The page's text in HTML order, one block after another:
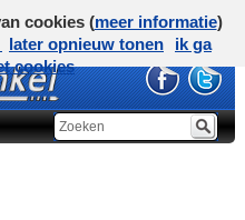
cookies (meer informatie)
later opnieuw tonen
ik ga
cookies